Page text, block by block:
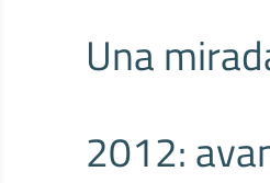
Una
2012: